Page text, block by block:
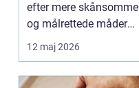
efter mere skånsomme
og målrettede måder
at få det bedre på....
12 maj 2026